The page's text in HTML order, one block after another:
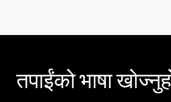
तपाईंको भाषा